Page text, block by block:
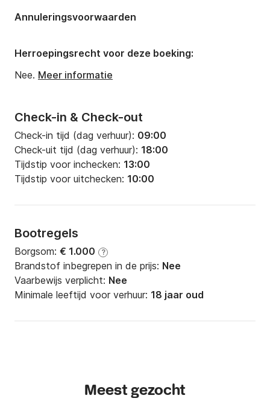
Check-in & Check-out
Check-in tijd (dag verhuur): 09:00
Check-uit tijd (dag verhuur): 18:00
Tijdstip voor inchecken: 13:00
Tijdstip voor uitchecken: 10:00
Bootregels
Borgsom: € 1.000 ?
Brandstof inbegrepen in de prijs: Nee
Vaarbewijs verplicht: Nee
Minimale leeftijd voor verhuur: 18 jaar oud
Annuleringsvoorwaarden
Herroepingsrecht voor deze boeking:
Nee. Meer informatie
Meest gezocht